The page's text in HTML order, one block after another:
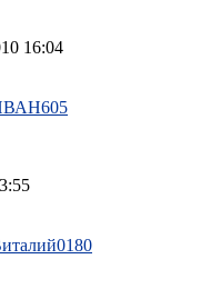
16:04